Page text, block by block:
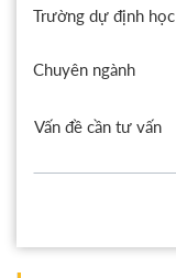
Trường dự định học
Chuyên ngành